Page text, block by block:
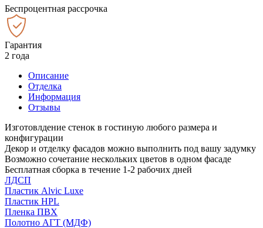
Беспроцентная рассрочка
Гарантия
2 года
Описание
Отделка
Информация
Отзывы
Изготовлдение стенок в гостиную любого размера и
конфигурации
Декор и отделку фасадов можно выполнить под вашу задумку
Возможно сочетание нескольких цветов в одном фасаде
Бесплатная сборка в течение 1-2 рабочих дней
ЛДСП
Пластик Alvic Luxe
Пластик HPL
Пленка ПВХ
Полотно АГТ (МДФ)